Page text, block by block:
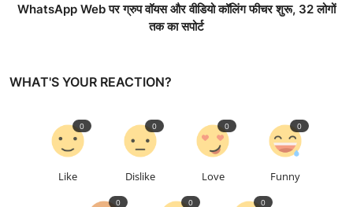
WhatsApp Web पर ग्रुप वॉयस और वीडियो कॉलिंग फीचर शुरू, 32 लोगों
तक का सपोर्ट
WHAT'S YOUR REACTION?
Like
0
Dislike
0
Love
0
Funny
0
0 0 0